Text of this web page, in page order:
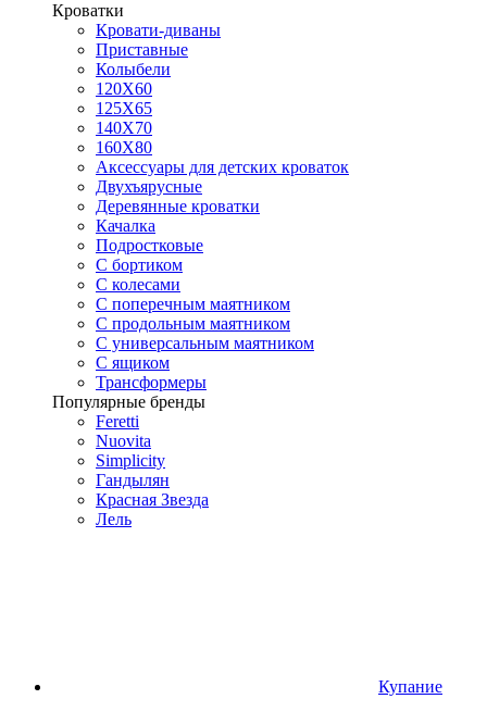
Кроватки
Кровати-диваны
Приставные
Колыбели
120Х60
125X65
140Х70
160Х80
Аксессуары для детских кроваток
Двухъярусные
Деревянные кроватки
Качалка
Подростковые
С бортиком
С колесами
С поперечным маятником
С продольным маятником
С универсальным маятником
С ящиком
Трансформеры
Популярные бренды
Feretti
Nuovita
Simplicity
Гандылян
Красная Звезда
Лель
Купание